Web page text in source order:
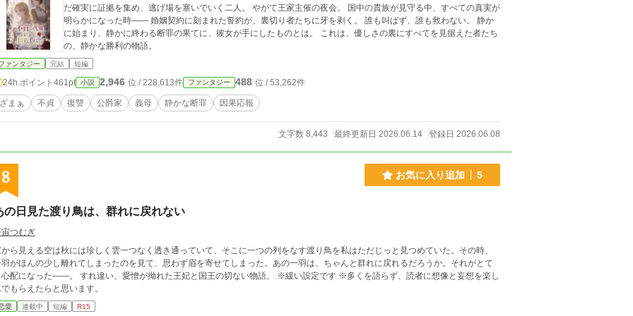
だ確実に証拠を集め、逃げ場を塞いでいく二人。 やがて王家主催の夜会。 国中の貴族が見守る中、すべての真実が
明らかになった時—— 婚姻契約に刻まれた誓約が、裏切り者たちに牙を剥く。 誰も叫ばず、誰も救わない。 静か
に始まり、静かに終わる断罪の果てに、彼女が手にしたものとは。 これは、優しさの裏にすべてを見据えた者たち
の、静かな勝利の物語。
ァンタジー 完結 短編
24h.ポイント 461pt 小説 2,946 位 / 228,613件 ファンタジー 488 位 / 53,262件
ざまぁ 不貞 復讐 公爵家 義母 静かな断罪 因果応報
文字数 8,443 最終更新日 2026.06.14 登録日 2026.06.08
8 お気に入り追加 5
の日見た渡り鳥は、群れに戻れない
つむぎ
から見える空は秋には珍しく雲一つなく透き通っていて、そこに一つの列をなす渡り鳥を私はただじっと見つめていた。その時、
がほんの少し離れてしまったのを見て、思わず眉を寄せてしまった。あの一羽は、ちゃんと群れに戻れるだろうか。それがとて
た――。 すれ違い、愛憎が拗れた王妃と国王の切ない物語。 ※緩い設定です ※多くを語らず、読者に想像と妄想を楽し
でもらえたらと思います。
愛 連載中 短編 R15